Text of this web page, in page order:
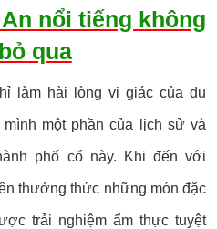
nổi tiếng không
qua
làm hài lòng vị giác của du
một phần của lịch sử và
phố cổ này. Khi đến với
thưởng thức những món đặc
trải nghiệm ẩm thực tuyệt